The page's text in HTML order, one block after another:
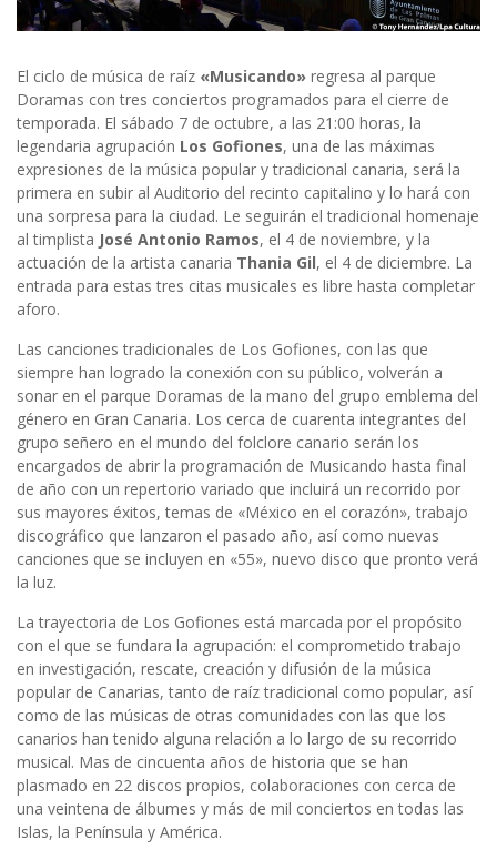
El ciclo de música de raíz «Musicando» regresa al parque
Doramas con tres conciertos programados para el cierre de
temporada. El sábado 7 de octubre, a las 21:00 horas, la
legendaria agrupación Los Gofiones, una de las máximas
expresiones de la música popular y tradicional canaria, será la
primera en subir al Auditorio del recinto capitalino y lo hará con
una sorpresa para la ciudad. Le seguirán el tradicional homenaje
al timplista José Antonio Ramos, el 4 de noviembre, y la
actuación de la artista canaria Thania Gil, el 4 de diciembre. La
entrada para estas tres citas musicales es libre hasta completar
aforo.
Las canciones tradicionales de Los Gofiones, con las que
siempre han logrado la conexión con su público, volverán a
sonar en el parque Doramas de la mano del grupo emblema del
género en Gran Canaria. Los cerca de cuarenta integrantes del
grupo señero en el mundo del folclore canario serán los
encargados de abrir la programación de Musicando hasta final
de año con un repertorio variado que incluirá un recorrido por
sus mayores éxitos, temas de «México en el corazón», trabajo
discográfico que lanzaron el pasado año, así como nuevas
canciones que se incluyen en «55», nuevo disco que pronto verá
la luz.
La trayectoria de Los Gofiones está marcada por el propósito
con el que se fundara la agrupación: el comprometido trabajo
en investigación, rescate, creación y difusión de la música
popular de Canarias, tanto de raíz tradicional como popular, así
como de las músicas de otras comunidades con las que los
canarios han tenido alguna relación a lo largo de su recorrido
musical. Mas de cincuenta años de historia que se han
plasmado en 22 discos propios, colaboraciones con cerca de
una veintena de álbumes y más de mil conciertos en todas las
Islas, la Península y América.